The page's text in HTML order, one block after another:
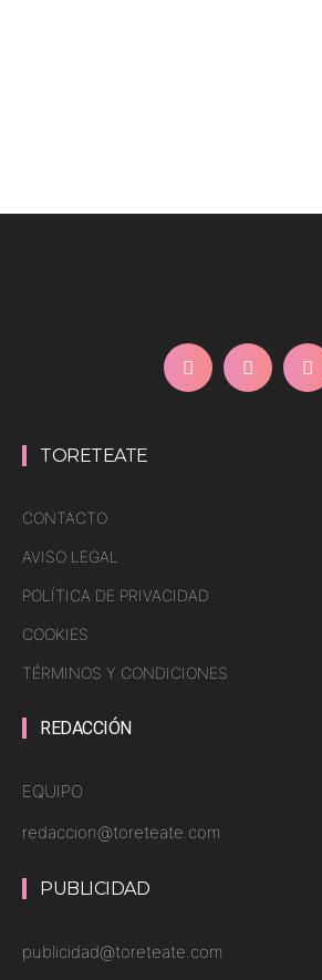
TORETEATE
CONTACTO
AVISO LEGAL
POLÍTICA DE PRIVACIDAD
COOKIES
TÉRMINOS Y CONDICIONES
REDACCIÓN
EQUIPO
redaccion@toreteate.com
PUBLICIDAD
publicidad@toreteate.com